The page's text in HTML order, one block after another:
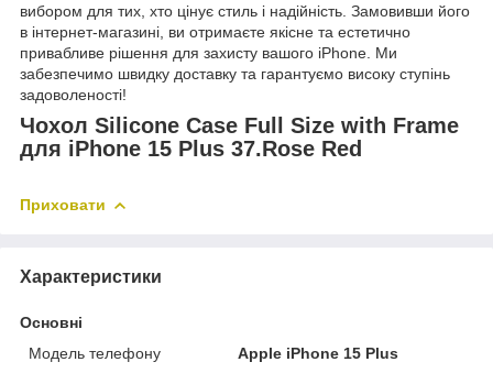
вибором для тих, хто цінує стиль і надійність. Замовивши його
в інтернет-магазині, ви отримаєте якісне та естетично
привабливе рішення для захисту вашого iPhone. Ми
забезпечимо швидку доставку та гарантуємо високу ступінь
задоволеності!
Чохол Silicone Case Full Size with Frame
для iPhone 15 Plus 37.Rose Red
Приховати
Характеристики
Основні
Модель телефону
Apple iPhone 15 Plus